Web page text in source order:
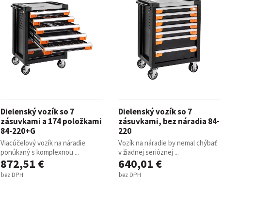
Dielenský vozík so 7
zásuvkami a 174 položkami
84-220+G
Viacúčelový vozík na náradie
ponúkaný s komplexnou ...
872,51 €
bez DPH
Dielenský vozík so 7
zásuvkami, bez náradia 84-
220
Vozík na náradie by nemal chýbať
v žiadnej serióznej ...
640,01 €
bez DPH